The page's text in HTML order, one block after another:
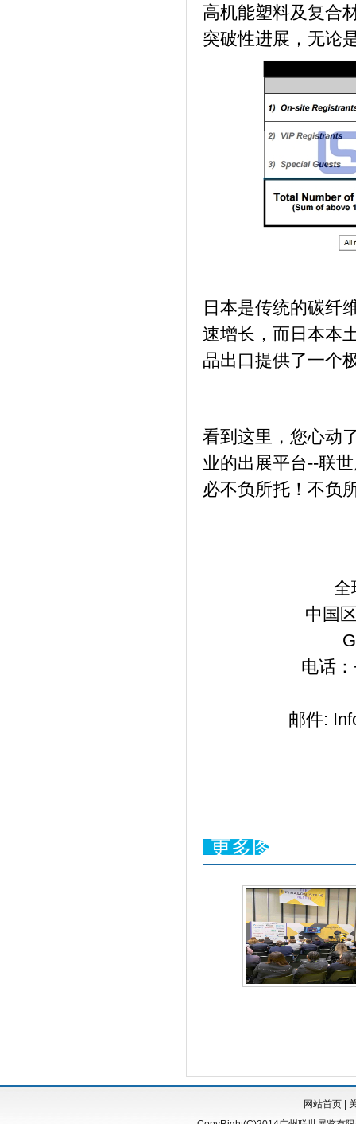
高机能塑料及复合
突破性进展，无论
日本是传统的碳纤
速增长，而日本本
品出口提供了一个
看到这里，您心动
业的出展平台--联
必不负所托！不负
全
中国
电话
邮件:
更多图片
网站首页